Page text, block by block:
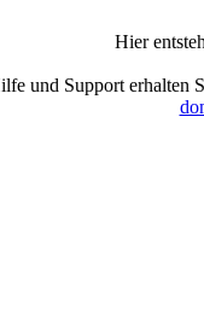
Hier
und Support erhalten